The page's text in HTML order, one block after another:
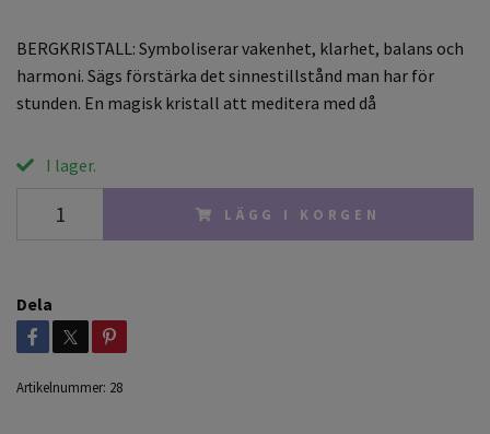
BERGKRISTALL: Symboliserar vakenhet, klarhet, balans och
harmoni. Sägs förstärka det sinnestillstånd man har för
stunden. En magisk kristall att meditera med då
I lager.
LÄGG I KORGEN
Dela
Artikelnummer: 28